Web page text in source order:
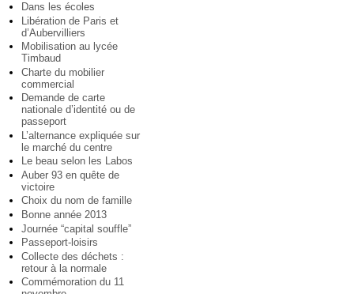
Dans les écoles
Libération de Paris et
d’Aubervilliers
Mobilisation au lycée
Timbaud
Charte du mobilier
commercial
Demande de carte
nationale d’identité ou de
passeport
L’alternance expliquée sur
le marché du centre
Le beau selon les Labos
Auber 93 en quête de
victoire
Choix du nom de famille
Bonne année 2013
Journée “capital souffle”
Passeport-loisirs
Collecte des déchets :
retour à la normale
Commémoration du 11